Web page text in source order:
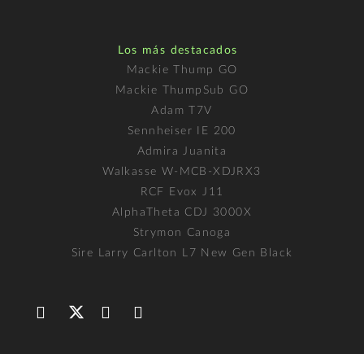
Los más destacados
Mackie Thump GO
Mackie ThumpSub GO
Adam T7V
Sennheiser IE 200
Admira Juanita
Walkasse W-MCB-XDJRX3
RCF Evox J11
AlphaTheta CDJ 3000X
Strymon Canoga
Sire Larry Carlton L7 New Gen Black